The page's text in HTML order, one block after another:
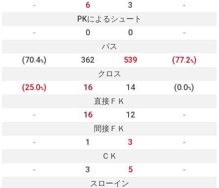
-
6 3
-
PKによるシュート
-
0 0
-
パス
(70.4%) 362 539 (77.2%)
クロス
(25.0%) 16 14 (0.0%)
直接ＦＫ
-
16 12
-
間接ＦＫ
-
1 3
-
ＣＫ
-
3 5
-
スローイン